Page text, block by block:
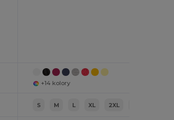
+14 kolory
S M L XL 2XL